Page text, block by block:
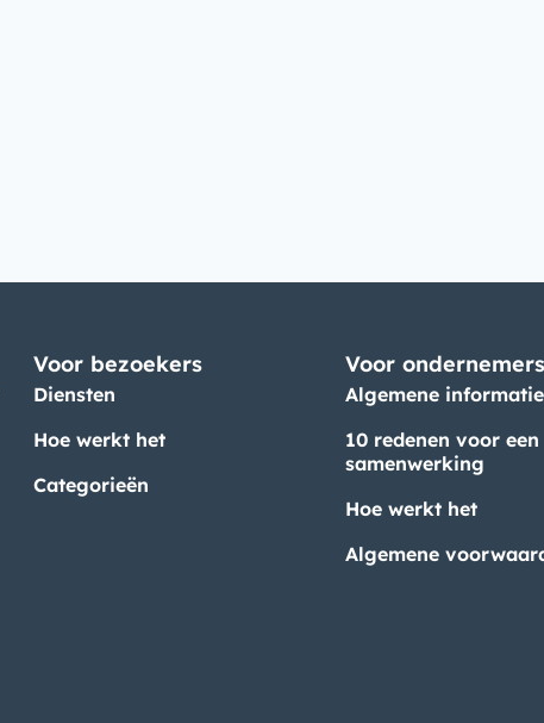
Voor bezoekers
Diensten
Hoe werkt het
Categorieën
Voor ondernemers
Algemene informatie
10 redenen voor een
samenwerking
Hoe werkt het
Algemene